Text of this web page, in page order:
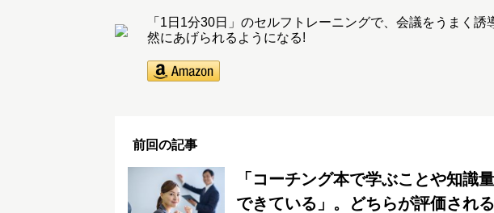
「1日1分30日」のセルフトレーニングで、会議をうまく
然にあげられるようになる!
前回の記事
「コーチング本で学ぶことや知識
できている」。どちらが評価され